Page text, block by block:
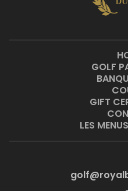
GOLF
GIFT
LES